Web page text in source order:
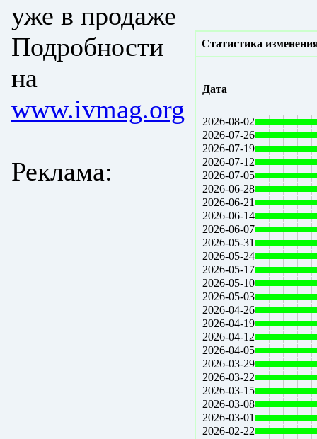
уже в продаже
Подробности
на
www.ivmag.org
Реклама:
Статистика
Дата
2026-08-02
2026-07-26
2026-07-19
2026-07-12
2026-07-05
2026-06-28
2026-06-21
2026-06-14
2026-06-07
2026-05-31
2026-05-24
2026-05-17
2026-05-10
2026-05-03
2026-04-26
2026-04-19
2026-04-12
2026-04-05
2026-03-29
2026-03-22
2026-03-15
2026-03-08
2026-03-01
2026-02-22